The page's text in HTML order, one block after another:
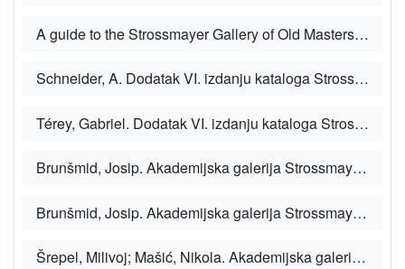
A guide to the Strossmayer Gallery of Old Masters / [authors Ljerka Dulibić ... [et al.]. Zagreb: Croatian Academy of Sciences and Arts, Strossmayer Gallery of Old Masters, 2009.
Schneider, A. Dodatak VI. izdanju kataloga Strossmayerove galerije. 2. izd. Zagreb: Jugoslavenska akademija znanosti i umjetnosti, 1932.
Térey, Gabriel. Dodatak VI. izdanju kataloga Strossmayerove galerije slika. Zagreb: Jugoslavenska akademija znanosti i umjetnosti, 1926.
Brunšmid, Josip. Akademijska galerija Strossmayerova. 5. izd. Zagreb: Jugoslavenska akademija znanosti i umjetnosti, 1917.
Brunšmid, Josip. Akademijska galerija Strossmayerova. 4. izd. Zagreb: Jugoslavenska akademija znanosti i umjetnosti, 1911.
Šrepel, Milivoj; Mašić, Nikola. Akademijska galerija Strossmayerova. 3. izd. Zagreb: Jugoslavenska akademija znanosti i umjetnosti, 1895.